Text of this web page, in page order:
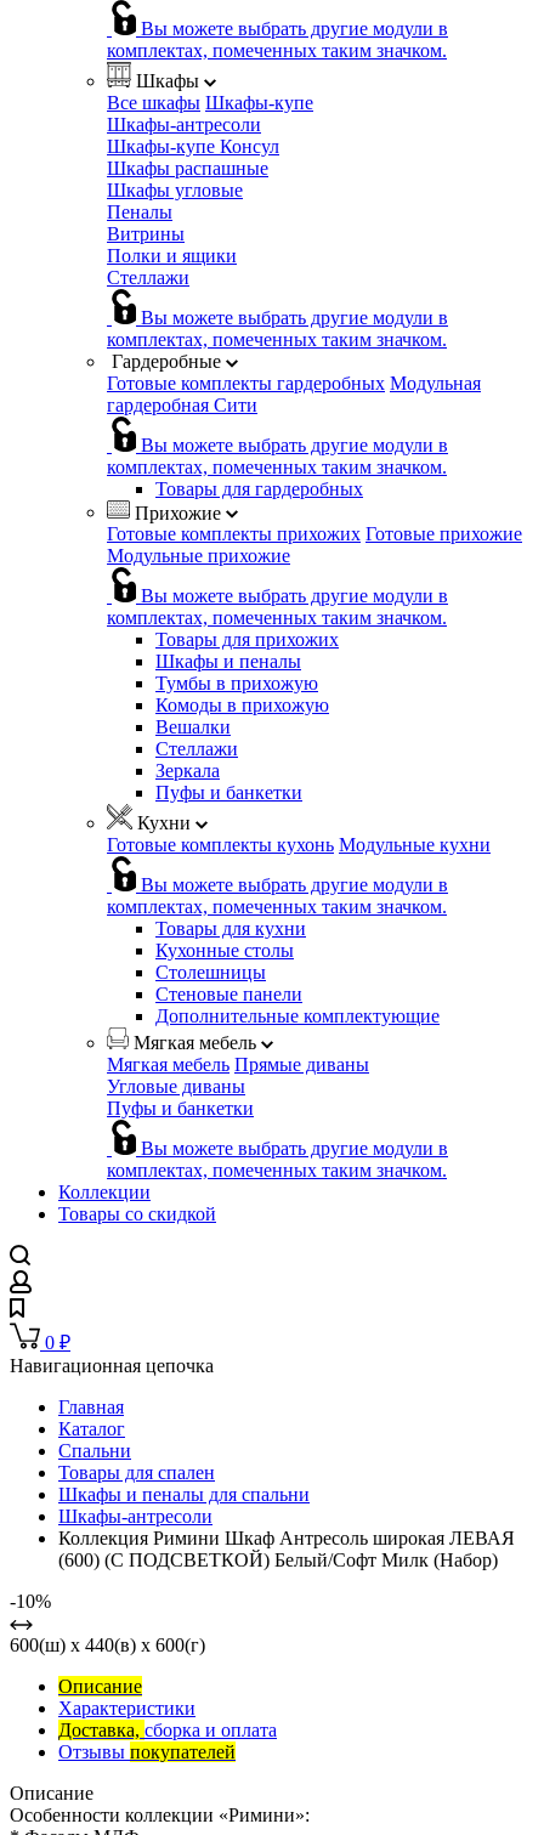
Вы можете выбрать другие модули в
комплектах, помеченных таким значком.
Шкафы
Все шкафы Шкафы-купе
Шкафы-антресоли
Шкафы-купе Консул
Шкафы распашные
Шкафы угловые
Пеналы
Витрины
Полки и ящики
Стеллажи
Вы можете выбрать другие модули в
комплектах, помеченных таким значком.
Гардеробные
Готовые комплекты гардеробных Модульная
гардеробная Сити
Вы можете выбрать другие модули в
комплектах, помеченных таким значком.
Товары для гардеробных
Прихожие
Готовые комплекты прихожих Готовые прихожие
Модульные прихожие
Вы можете выбрать другие модули в
комплектах, помеченных таким значком.
Товары для прихожих
Шкафы и пеналы
Тумбы в прихожую
Комоды в прихожую
Вешалки
Стеллажи
Зеркала
Пуфы и банкетки
Кухни
Готовые комплекты кухонь Модульные кухни
Вы можете выбрать другие модули в
комплектах, помеченных таким значком.
Товары для кухни
Кухонные столы
Столешницы
Стеновые панели
Дополнительные комплектующие
Мягкая мебель
Мягкая мебель Прямые диваны
Угловые диваны
Пуфы и банкетки
Вы можете выбрать другие модули в
комплектах, помеченных таким значком.
Коллекции
Товары со скидкой
0 ₽
Навигационная цепочка
Главная
Каталог
Спальни
Товары для спален
Шкафы и пеналы для спальни
Шкафы-антресоли
Коллекция Римини Шкаф Антресоль широкая ЛЕВАЯ
(600) (С ПОДСВЕТКОЙ) Белый/Софт Милк (Набор)
-10%
600(ш) x 440(в) x 600(г)
Описание
Характеристики
Доставка, сборка и оплата
Отзывы покупателей
Описание
Особенности коллекции «Римини»: